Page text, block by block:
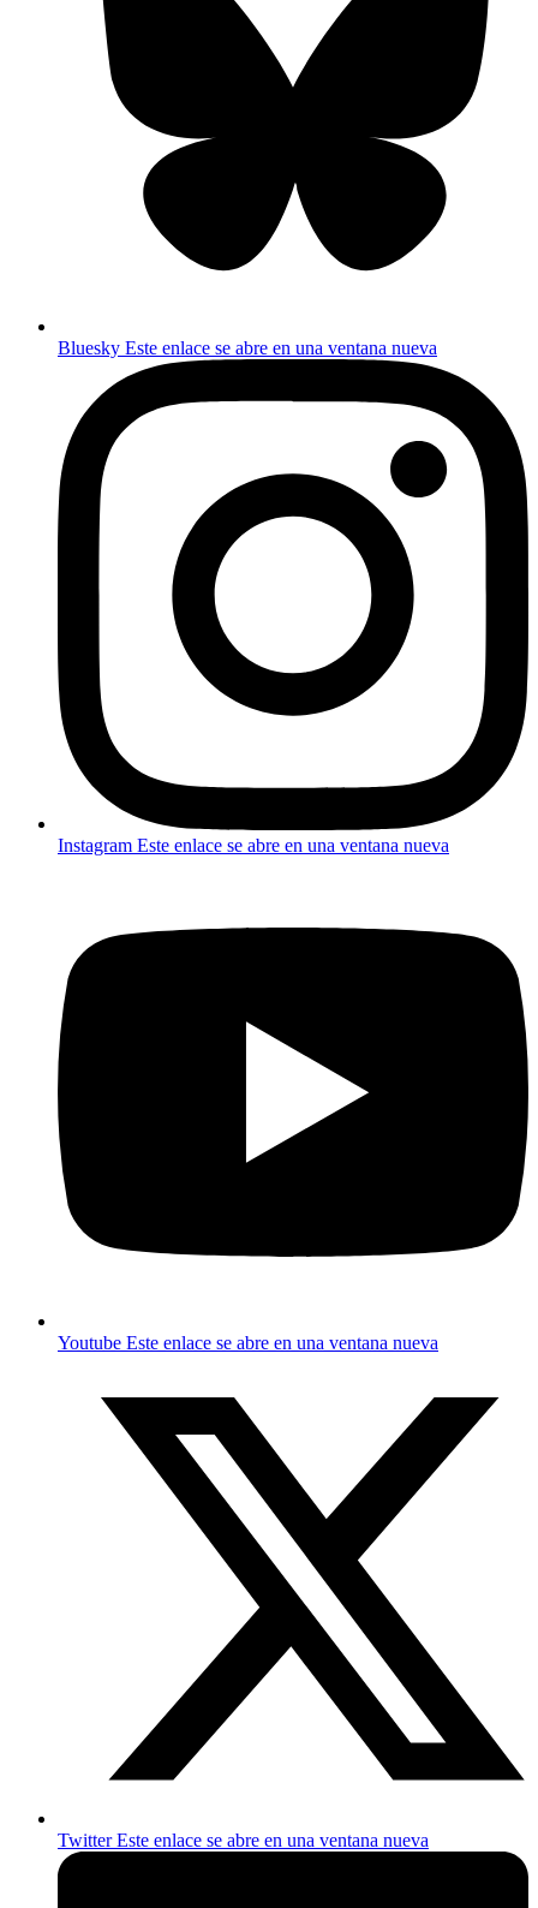
Bluesky Este enlace se abre en una ventana nueva
Instagram Este enlace se abre en una ventana nueva
Youtube Este enlace se abre en una ventana nueva
TwitterEste enlace se abre en una ventana nueva